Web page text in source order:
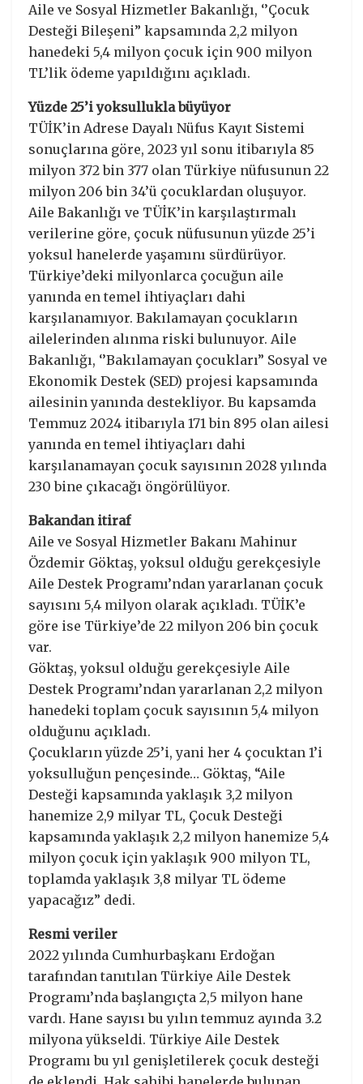
Aile ve Sosyal Hizmetler Bakanlığı, ‘’Çocuk
Desteği Bileşeni” kapsamında 2,2 milyon
hanedeki 5,4 milyon çocuk için 900 milyon
TL’lik ödeme yapıldığını açıkladı.
Yüzde 25’i yoksullukla büyüyor
TÜİK’in Adrese Dayalı Nüfus Kayıt Sistemi
sonuçlarına göre, 2023 yıl sonu itibarıyla 85
milyon 372 bin 377 olan Türkiye nüfusunun 22
milyon 206 bin 34’ü çocuklardan oluşuyor.
Aile Bakanlığı ve TÜİK’in karşılaştırmalı
verilerine göre, çocuk nüfusunun yüzde 25’i
yoksul hanelerde yaşamını sürdürüyor.
Türkiye’deki milyonlarca çocuğun aile
yanında en temel ihtiyaçları dahi
karşılanamıyor. Bakılamayan çocukların
ailelerinden alınma riski bulunuyor. Aile
Bakanlığı, ‘’Bakılamayan çocukları” Sosyal ve
Ekonomik Destek (SED) projesi kapsamında
ailesinin yanında destekliyor. Bu kapsamda
Temmuz 2024 itibarıyla 171 bin 895 olan ailesi
yanında en temel ihtiyaçları dahi
karşılanamayan çocuk sayısının 2028 yılında
230 bine çıkacağı öngörülüyor.
Bakandan itiraf
Aile ve Sosyal Hizmetler Bakanı Mahinur
Özdemir Göktaş, yoksul olduğu gerekçesiyle
Aile Destek Programı’ndan yararlanan çocuk
sayısını 5,4 milyon olarak açıkladı. TÜİK’e
göre ise Türkiye’de 22 milyon 206 bin çocuk
var.
Göktaş, yoksul olduğu gerekçesiyle Aile
Destek Programı’ndan yararlanan 2,2 milyon
hanedeki toplam çocuk sayısının 5,4 milyon
olduğunu açıkladı.
Çocukların yüzde 25’i, yani her 4 çocuktan 1’i
yoksulluğun pençesinde… Göktaş, “Aile
Desteği kapsamında yaklaşık 3,2 milyon
hanemize 2,9 milyar TL, Çocuk Desteği
kapsamında yaklaşık 2,2 milyon hanemize 5,4
milyon çocuk için yaklaşık 900 milyon TL,
toplamda yaklaşık 3,8 milyar TL ödeme
yapacağız” dedi.
Resmi veriler
2022 yılında Cumhurbaşkanı Erdoğan
tarafından tanıtılan Türkiye Aile Destek
Programı’nda başlangıçta 2,5 milyon hane
vardı. Hane sayısı bu yılın temmuz ayında 3.2
milyona yükseldi. Türkiye Aile Destek
Programı bu yıl genişletilerek çocuk desteği